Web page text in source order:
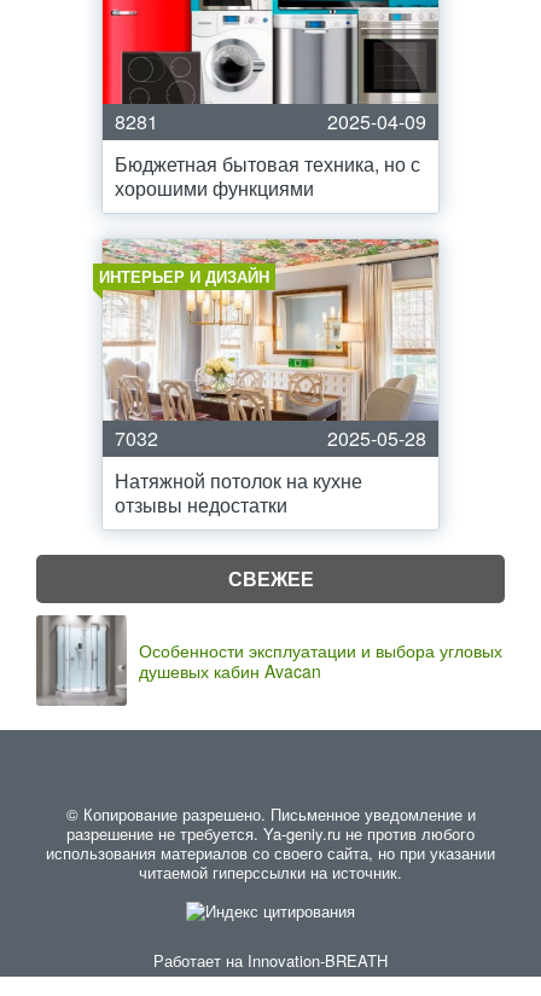
8281
2025-04-09
Бюджетная бытовая техника, но с
хорошими функциями
ИНТЕРЬЕР И ДИЗАЙН
7032
2025-05-28
Натяжной потолок на кухне
отзывы недостатки
СВЕЖЕЕ
Особенности эксплуатации и выбора угловых
душевых кабин Avacan
© Копирование разрешено. Письменное уведомление и
разрешение не требуется. Ya-geniy.ru не против любого
использования материалов со своего сайта, но при указании
читаемой гиперссылки на источник.
Работает на Innovation-BREATH